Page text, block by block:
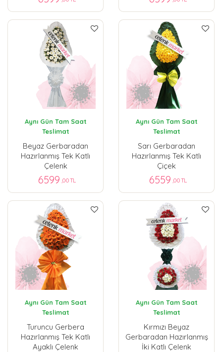
Aynı Gün Tam Saat
Teslimat
Beyaz Gerbaradan
Hazırlanmış Tek Katlı
Çelenk
6599 ,00 TL
Aynı Gün Tam Saat
Teslimat
Sarı Gerbaradan
Hazırlanmış Tek Katlı
Çiçek
6559 ,00 TL
Aynı Gün Tam Saat
Teslimat
Turuncu Gerbera
Hazırlanmış Tek Katlı
Ayaklı Çelenk
Aynı Gün Tam Saat
Teslimat
Kırmızı Beyaz
Gerbaradan Hazırlanmış
İki Katlı Çelenk